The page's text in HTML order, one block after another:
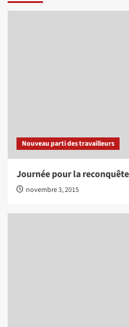
Nouveau parti des travailleurs
Journée pour la
novembre 3, 2015